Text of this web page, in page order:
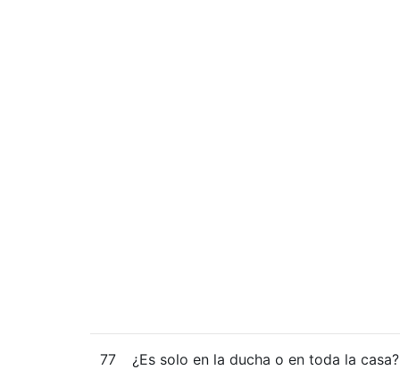
77 ¿Es solo en la ducha o en toda la casa?